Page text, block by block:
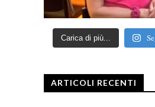
Carica di più...
ARTICOLI RECENTI